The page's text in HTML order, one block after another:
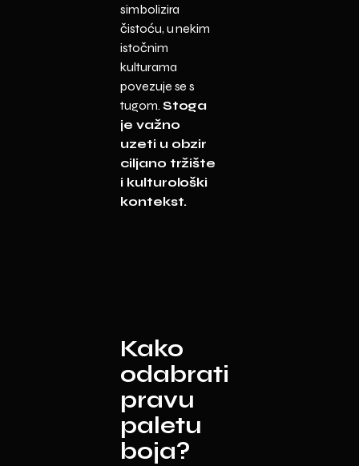
simbolizira
čistoću, u nekim
istočnim
kulturama
povezuje se s
tugom. Stoga
je važno
uzeti u obzir
ciljano tržište
i kulturološki
kontekst.
Kako
odabrati
pravu
paletu
boja?